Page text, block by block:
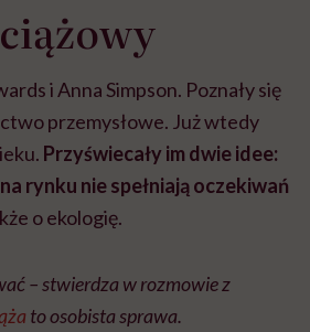
i Anna Simpson. Poznały się
przemysłowe. Już wtedy
Przyświecały im dwie idee:
rynku nie spełniają oczekiwań
o ekologię.
– stwierdza w rozmowie z
to osobista sprawa.